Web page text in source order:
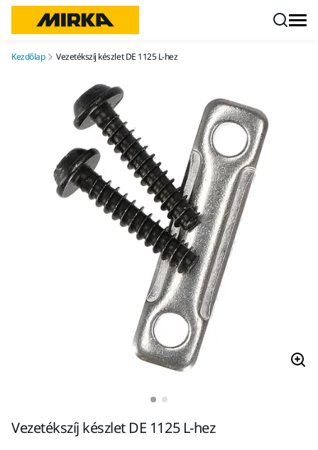
Kezdőlap Vezetékszíj készlet DE 1125 L-hez
Vezetékszíj készlet DE 1125 L-hez